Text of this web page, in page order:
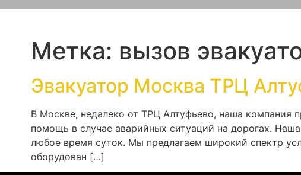
Метка: вызов
Эвакуатор Москва ТРЦ
В Москве, недалеко от ТРЦ Алтуфьево, наша компания
помощь в случае аварийных ситуаций на дорогах.
любое время суток. Мы предлагаем широкий спектр
оборудован […]